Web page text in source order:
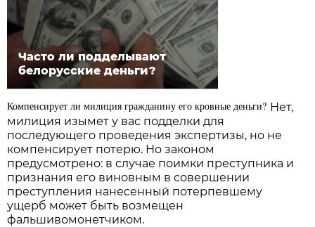
Часто ли подделывают
белорусские деньги?
Компенсирует ли милиция гражданину его кровные деньги? Нет,
милиция изымет у вас подделки для
последующего проведения экспертизы, но не
компенсирует потерю. Но законом
предусмотрено: в случае поимки преступника и
признания его виновным в совершении
преступления нанесенный потерпевшему
ущерб может быть возмещен
фальшивомонетчиком.